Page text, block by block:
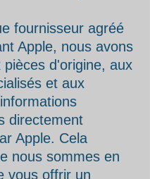
fournisseur agréé
Apple, nous avons
pièces d'origine, aux
et aux
directement
Apple. Cela
nous sommes en
vous offrir un